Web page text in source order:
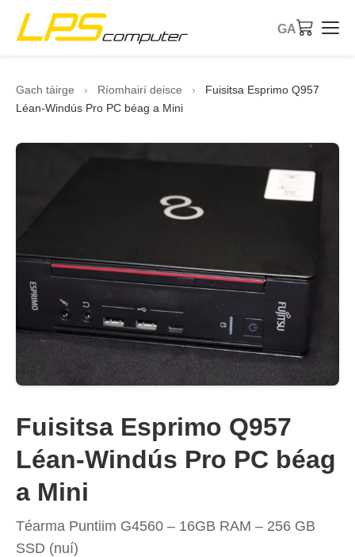
GA
Siopa eBay
Gach táirge › Ríomhairí deisce ›
Fuisitsa Esprimo Q957
Léan-Windús Pro PC béag a Mini
Fuisitsa Esprimo Q957
Léan-Windús Pro PC béag
a Mini
Téarma Puntiim G4560 – 16GB RAM – 256 GB
SSD (nuí)